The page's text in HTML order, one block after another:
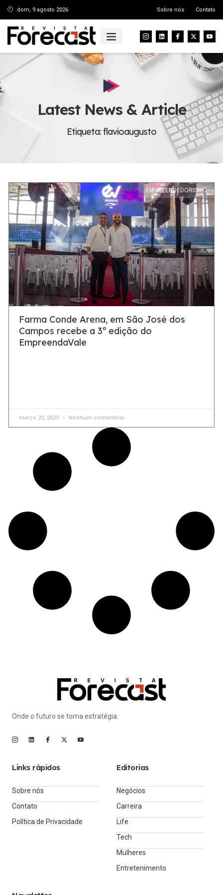
dom, 9 agosto 2026 Sobre nós Contato
Latest News & Article
Etiqueta: flavioaugusto
EMPREENDEDORISMO
Farma Conde Arena, em São José dos
Campos recebe a 3ª edição do
EmpreendaVale
março 20, 2023 Nenhum comentário
Onde o futuro se torna estratégia.
Links rápidos
Sobre nós
Contato
Política de Privacidade
Editorias
Negócios
Carreira
Life
Tech
Mulheres
Entretenimento